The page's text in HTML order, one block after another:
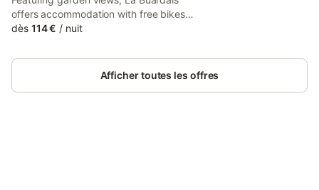
offers accommodation with free bikes
and a balcony, around 49 km from Henri
property offers access to a terrace and
free private parking.
dès 114 € / nuit
Afficher toutes les offres